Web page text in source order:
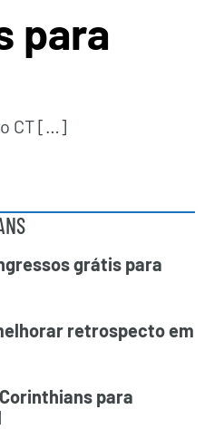
para
CT […]
grátis para
retrospecto em
para